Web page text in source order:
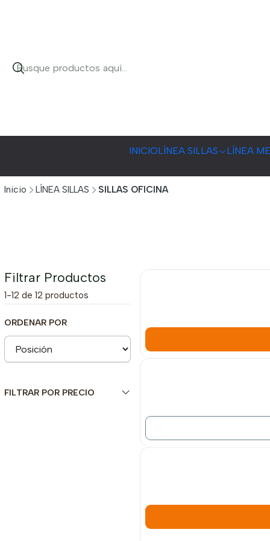
INICIOLÍNEA SILLAS LÍNEA
Inicio LÍNEA SILLAS SILLAS OFICINA
Filtrar Productos
1-12 de 12 productos
ORDENAR POR
FILTRAR POR PRECIO